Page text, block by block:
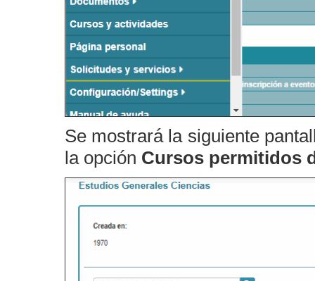
Se mostrará la siguiente
la opción Cursos permitidos